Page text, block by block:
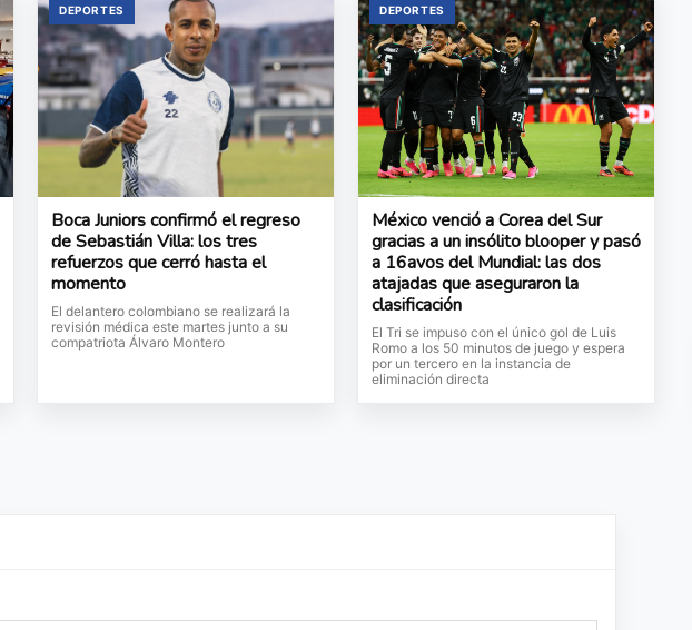
DEPORTES
Boca Juniors confirmó el regreso
de Sebastián Villa: los tres
refuerzos que cerró hasta el
momento
El delantero colombiano se realizará la
revisión médica este martes junto a su
compatriota Álvaro Montero
DEPORTES
México venció a Corea del Sur
gracias a un insólito blooper y pasó
a 16avos del Mundial: las dos
atajadas que aseguraron la
clasificación
El Tri se impuso con el único gol de Luis
Romo a los 50 minutos de juego y espera
por un tercero en la instancia de
eliminación directa